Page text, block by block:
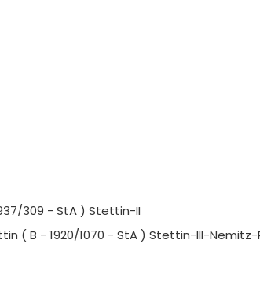
309 - StA ) Stettin-II
( B - 1920/1070 - StA ) Stettin-III-